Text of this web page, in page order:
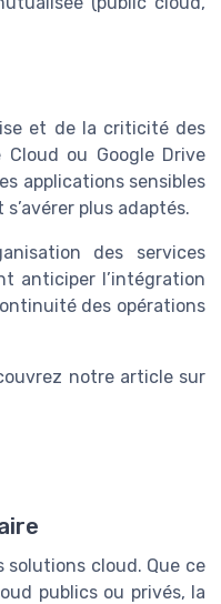
et de la criticité des
ou Google Drive
applications sensibles
plus adaptés.
des services
anticiper l’intégration
des opérations
notre article sur
cloud. Que ce
publics ou privés, la